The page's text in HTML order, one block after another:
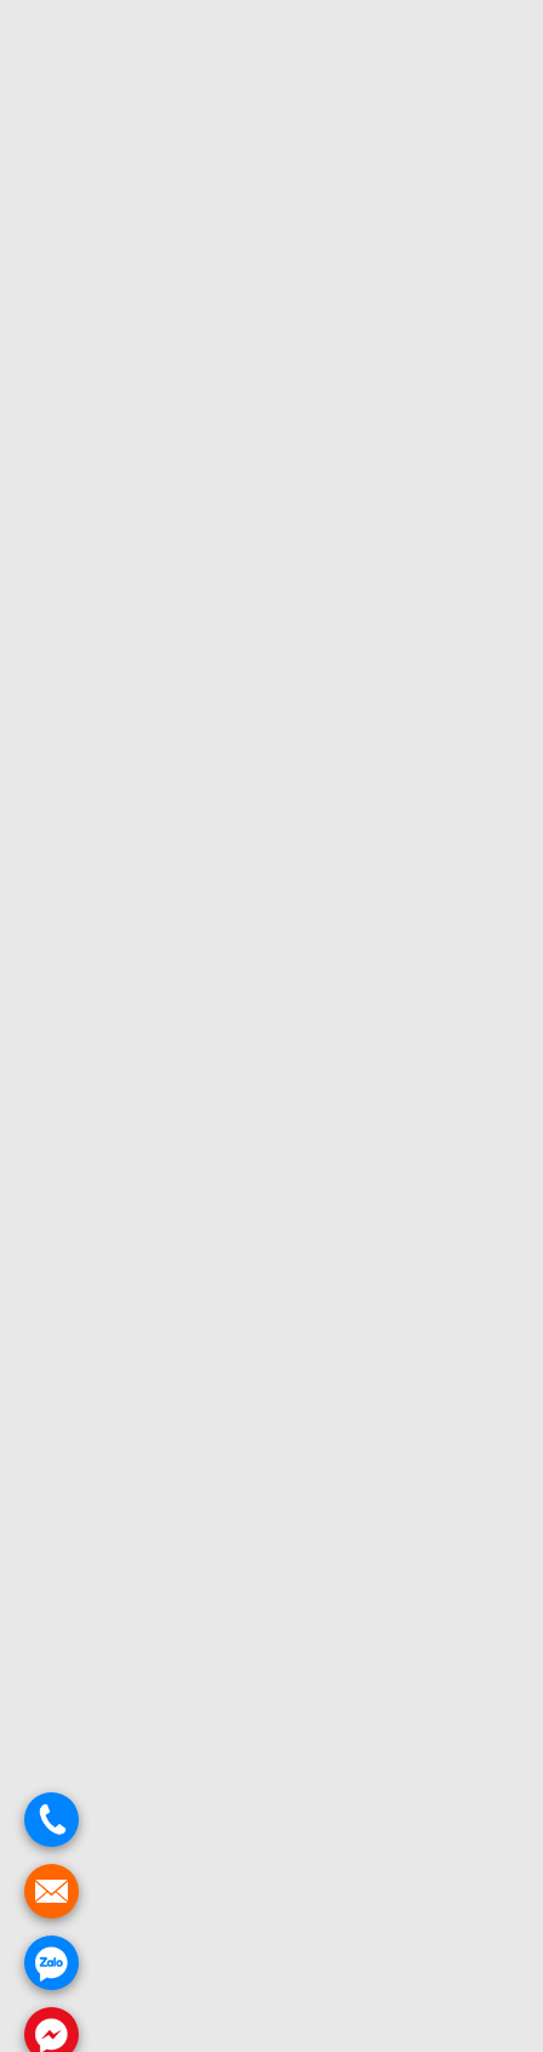
.
.
.
.